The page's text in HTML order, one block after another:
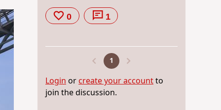
0 1
1
Loginorcreate your accountto
join the discussion.